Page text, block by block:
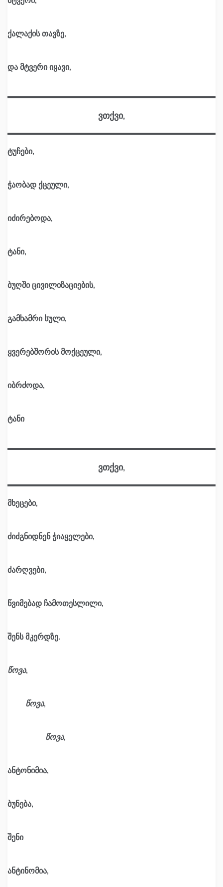
ქალაქის თავზე,
და მტვერი იყავი,
ვთქვი,
ტუჩები,
ჭაობად ქცეული,
იძირებოდა,
ტანი,
ბუღში ცივილიზაციების,
გამხამრი სული,
ყვერებშორის მოქცეული,
იბრძოდა,
ტანი
ვთქვი,
მხეცები,
ძიძგნიდნენ ჭიაყელები,
ძარღვები,
წვიმებად ჩამოთესლილი,
შენს მკერდზე.
წოვა,
წოვა,
წოვა,
ანტონიმია,
ბუნება,
შენი
ანტინომია,